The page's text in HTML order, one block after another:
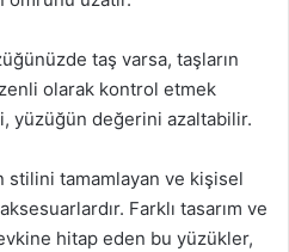
taş varsa, taşların
olarak kontrol etmek
yüzüğün değerini azaltabilir.
stilini tamamlayan ve kişisel
Farklı tasarım ve
hitap eden bu yüzükler,